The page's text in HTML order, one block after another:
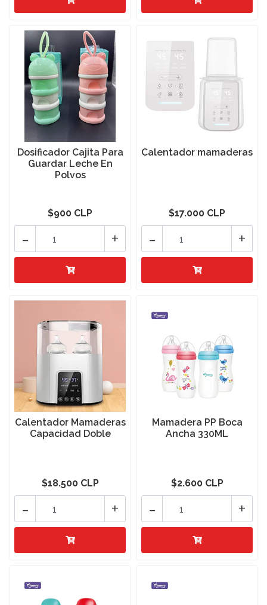
Dosificador Cajita Para
Guardar Leche En
Polvos
$900 CLP
+
-
Calentador mamaderas
$17.000 CLP
+
-
Calentador Mamaderas
Capacidad Doble
$18.500 CLP
+
-
Mamadera PP Boca
Ancha 330ML
$2.600 CLP
+
-